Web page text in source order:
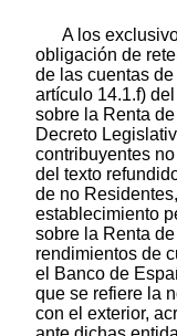
A los
obligación de
de las cuentas
artículo 14.1.f)
sobre la Renta
Decreto
contribuyentes
del texto
de no
establecimiento
sobre la Renta
rendimientos de
el Banco de
que se refiere la
con el exterior,